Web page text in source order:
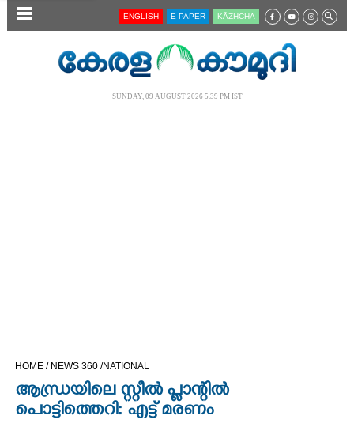
SECTIONS
CINEMA
OPINION
ENGLISH E-PAPER KĀZHCHA
SUNDAY, 09 AUGUST 2026 5.39 PM IST
HOME / NEWS 360 /NATIONAL
ആന്ധ്രയിലെ സ്റ്റീൽ പ്ളാന്റിൽ
പൊട്ടിത്തെറി: എട്ട് മരണം